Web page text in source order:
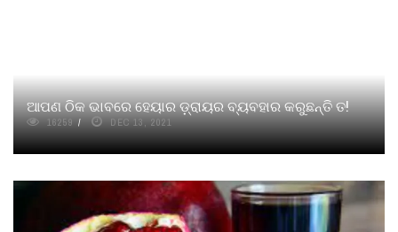
ଆପଣ ଠିକ ଭାବରେ ହେୟାର ଡ଼୍ରାୟର ବ୍ୟବହାର କରୁଛନ୍ତି ତ!
16259 DEC 13, 2021